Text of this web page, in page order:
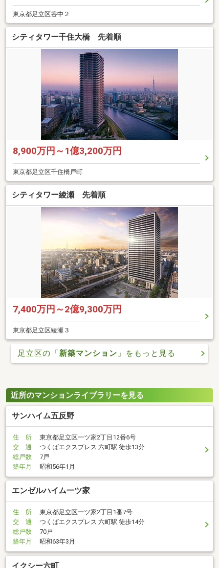
東京都足立区谷中２
シティタワー千住大橋 先着順
8,900万円～1億3,200万円
東京都足立区千住橋戸町
シティタワー綾瀬 先着順
7,400万円～2億9,300万円
東京都足立区綾瀬３
足立区の「新築マンション 」をもっと見る
近所のマンションライブラリーを見る
サンハイム五反野
住 所
東京都足立区一ツ家2丁目12番6号
交 通
つくばエクスプレス 六町駅 徒歩13分
総戸数
7戸
築年月
昭和56年1月
エンゼルハイム一ツ家
住 所
東京都足立区一ツ家2丁目1番7号
交 通
つくばエクスプレス 六町駅 徒歩14分
総戸数
70戸
築年月
昭和63年3月
イクシー六町